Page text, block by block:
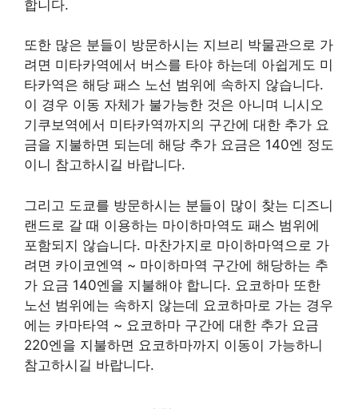
합니다.
또한 많은 분들이 방문하시는 지브리 박물관으로 가
려면 미타카역에서 버스를 타야 하는데 아쉽게도 미
타카역은 해당 패스 노선 범위에 속하지 않습니다.
이 경우 이동 자체가 불가능한 것은 아니며 니시오
기쿠보역에서 미타카역까지의 구간에 대한 추가 요
금을 지불하면 되는데 해당 추가 요금은 140엔 정도
이니 참고하시길 바랍니다.
그리고 도쿄를 방문하시는 분들이 많이 찾는 디즈니
랜드로 갈 때 이용하는 마이하마역도 패스 범위에
포함되지 않습니다. 마찬가지로 마이하마역으로 가
려면 카이코엔역 ~ 마이하마역 구간에 해당하는 추
가 요금 140엔을 지불해야 합니다. 요코하마 또한
노선 범위에는 속하지 않는데 요코하마로 가는 경우
에는 카마타역 ~ 요코하마 구간에 대한 추가 요금
220엔을 지불하면 요코하마까지 이동이 가능하니
참고하시길 바랍니다.